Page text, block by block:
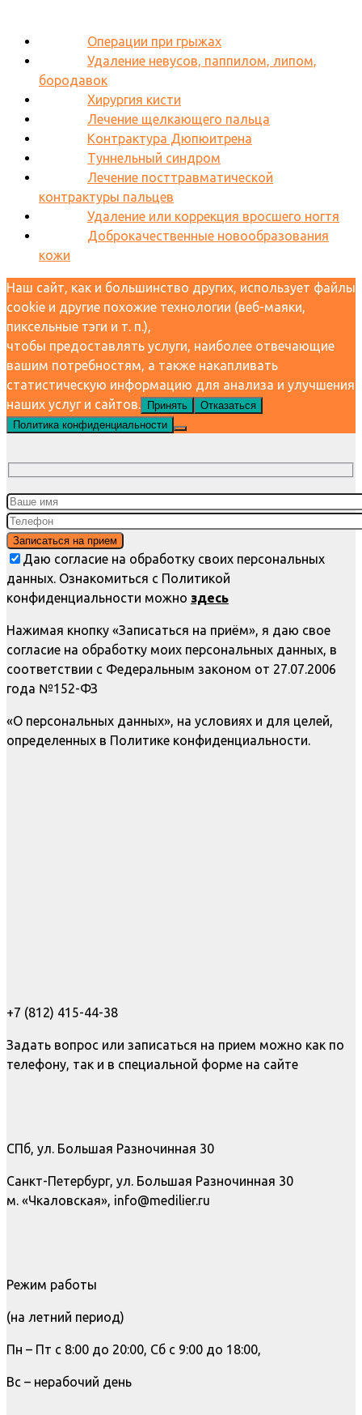
Операции при грыжах
Удаление невусов, паппилом, липом,
бородавок
Хирургия кисти
Лечение щелкающего пальца
Контрактура Дюпюитрена
Туннельный синдром
Лечение посттравматической
контрактуры пальцев
Удаление или коррекция вросшего ногтя
Доброкачественные новообразования
кожи
Наш сайт, как и большинство других, использует файлы
cookie и другие похожие технологии (веб-маяки,
пиксельные тэги и т. п.),
чтобы предоставлять услуги, наиболее отвечающие
вашим потребностям, а также накапливать
статистическую информацию для анализа и улучшения
наших услуг и сайтов. Принять
Отказаться
Политика конфиденциальности
Даю согласие на обработку своих персональных
данных. Ознакомиться с Политикой
конфиденциальности можно здесь
Нажимая кнопку «Записаться на приём», я даю свое
согласие на обработку моих персональных данных, в
соответствии с Федеральным законом от 27.07.2006
года №152-ФЗ
«О персональных данных», на условиях и для целей,
определенных в Политике конфиденциальности.
+7 (812) 415-44-38
Задать вопрос или записаться на прием можно как по
телефону, так и в специальной форме на сайте
СПб, ул. Большая Разночинная 30
Санкт-Петербург, ул. Большая Разночинная 30
м. «Чкаловская», info@medilier.ru
Режим работы
(на летний период)
Пн – Пт с 8:00 до 20:00, Сб с 9:00 до 18:00,
Вс – нерабочий день